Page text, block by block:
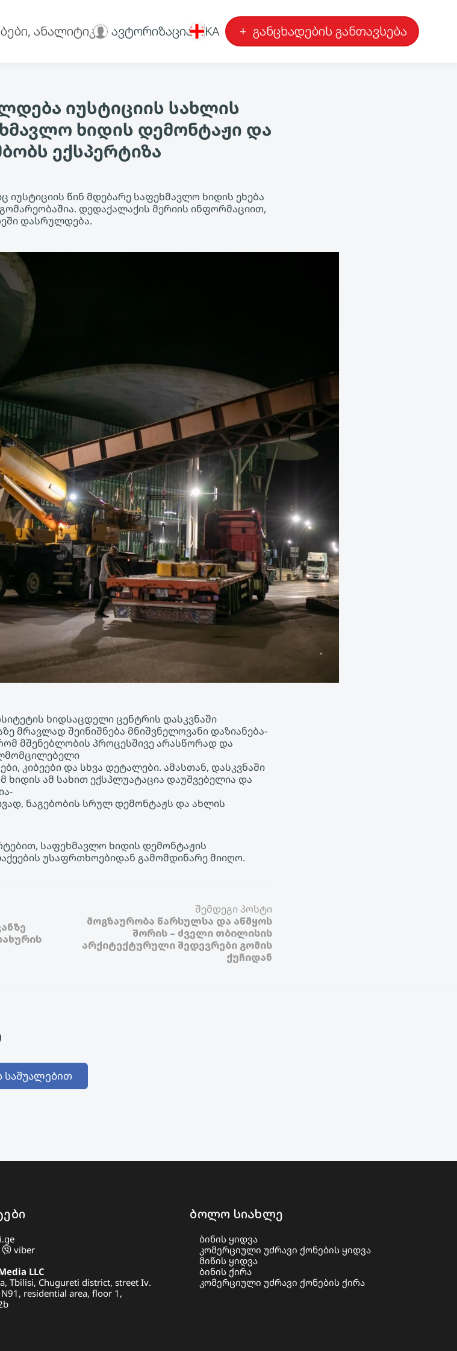
ანალიტიკა ავტორიზაცია KA + განცხადების განთავსება
იუსტიციის სახლის
ხიდის დემონტაჟი და
ექსპერტიზა
იუსტიციის წინ მდებარე საფეხმავლო ხიდის ეხება
დედაქალაქის მერიის ინფორმაციით,
დასრულდება.
ხიდსაცდელი ცენტრის დასკვნაში
მრავლად შეინიშნება მნიშვნელოვანი დაზიანება-
მშენებლობის პროცესშივე არასწორად და
კიბეები და სხვა დეტალები. ამასთან, დასკვნაში
ამ სახით ექსპლუატაცია დაუშვებელია და
ნაგებობის სრულ დემონტაჟს და ახლის
საფეხმავლო ხიდის დემონტაჟის
უსაფრთხოებიდან გამომდინარე მიიღო.
შემდეგი პოსტი
მოგზაურობა წარსულსა და აწმყოს
შორის – ძველი თბილისის
არქიტექტურული შედევრები გომის
ქუჩიდან
საშუალებით
viber
LLC
Tbilisi, Chugureti district, street Iv.
residential area, floor 1,
ბოლო სიახლე
ბინის ყიდვა
კომერციული უძრავი ქონების ყიდვა
მიწის ყიდვა
ბინის ქირა
კომერციული უძრავი ქონების ქირა